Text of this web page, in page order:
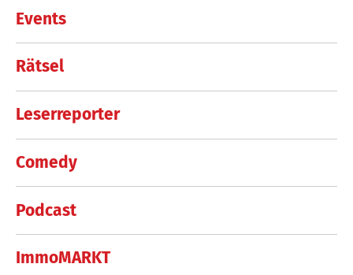
Events
Rätsel
Leserreporter
Comedy
Podcast
ImmoMARKT